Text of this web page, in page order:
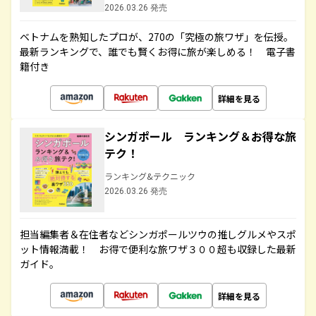
2026.03.26 発売
ベトナムを熟知したプロが、270の「究極の旅ワザ」を伝授。
最新ランキングで、誰でも賢くお得に旅が楽しめる！ 電子書
籍付き
詳細を見る
シンガポール ランキング＆お得な旅
テク！
ランキング&テクニック
2026.03.26 発売
担当編集者＆在住者などシンガポールツウの推しグルメやスポ
ット情報満載！ お得で便利な旅ワザ３００超も収録した最新
ガイド。
詳細を見る